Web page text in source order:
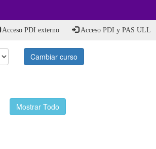
Acceso PDI externo Acceso PDI y PAS ULL
Cambiar curso
Mostrar Todo